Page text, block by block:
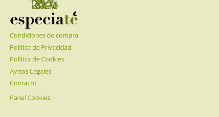
Condiciones de compra
Política de Privacidad
Política de Cookies
Avisos Legales
Contacto
Panel Cookies